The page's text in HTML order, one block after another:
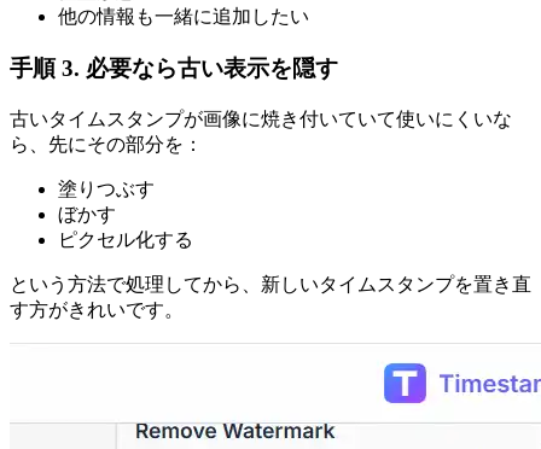
他の情報も一緒に追加したい
手順 3. 必要なら古い表示を隠す
古いタイムスタンプが画像に焼き付いていて使いにくいな
ら、先にその部分を：
塗りつぶす
ぼかす
ピクセル化する
という方法で処理してから、新しいタイムスタンプを置き直
す方がきれいです。